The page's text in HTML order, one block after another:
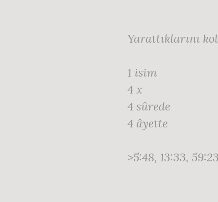
Yarattıklarını
1 isim
4 x
4 sûrede
4 âyette
>5:48, 13:33,